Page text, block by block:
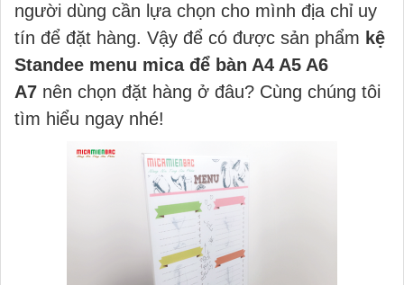
người dùng cần lựa chọn cho mình địa chỉ uy
tín để đặt hàng. Vậy để có được sản phẩm kệ
Standee menu mica để bàn A4 A5 A6
A7 nên chọn đặt hàng ở đâu? Cùng chúng tôi
tìm hiểu ngay nhé!